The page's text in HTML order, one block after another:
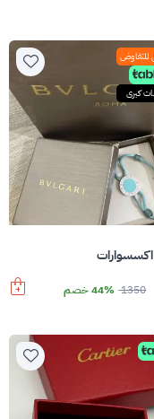
للتفاوض
كبرى
اكسسوارات
1350 44% خصم